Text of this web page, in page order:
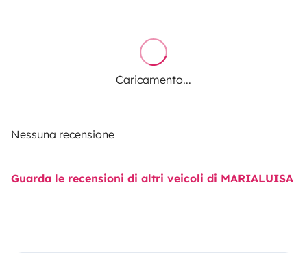
Caricamento...
Nessuna recensione
Guarda le recensioni di altri veicoli di MARIALUISA